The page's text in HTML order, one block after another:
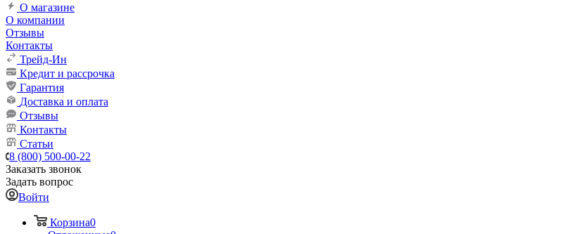
О магазине
О компании
Отзывы
Контакты
Трейд-Ин
Кредит и рассрочка
Гарантия
Доставка и оплата
Отзывы
Контакты
Статьи
8 (800) 500-00-22
Заказать звонок
Задать вопрос
Войти
Корзина0